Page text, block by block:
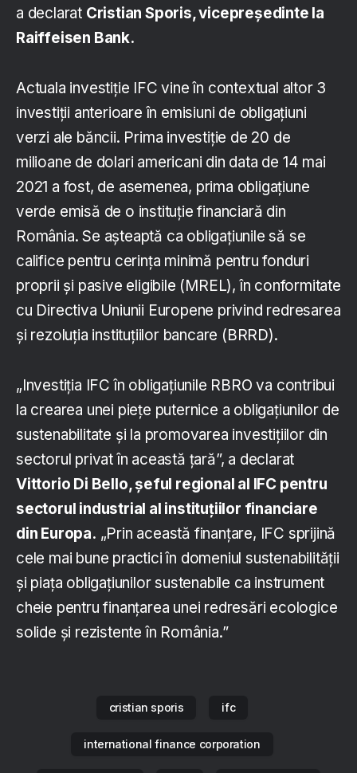
a declarat Cristian Sporis, vicepreședinte la
Raiffeisen Bank.
Actuala investiție IFC vine în contextual altor 3
investiții anterioare în emisiuni de obligațiuni
verzi ale băncii. Prima investiție de 20 de
milioane de dolari americani din data de 14 mai
2021 a fost, de asemenea, prima obligațiune
verde emisă de o instituție financiară din
România. Se așteaptă ca obligațiunile să se
califice pentru cerința minimă pentru fonduri
proprii și pasive eligibile (MREL), în conformitate
cu Directiva Uniunii Europene privind redresarea
și rezoluția instituțiilor bancare (BRRD).
„Investiția IFC în obligațiunile RBRO va contribui
la crearea unei piețe puternice a obligațiunilor de
sustenabilitate și la promovarea investițiilor din
sectorul privat în această țară”, a declarat
Vittorio Di Bello, șeful regional al IFC pentru
sectorul industrial al instituțiilor financiare
din Europa. „Prin această finanțare, IFC sprijină
cele mai bune practici în domeniul sustenabilității
și piața obligațiunilor sustenabile ca instrument
cheie pentru finanțarea unei redresări ecologice
solide și rezistente în România.”
cristian sporis ifc
international finance corporation